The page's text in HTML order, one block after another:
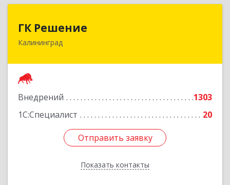
ГК Решение
Калининград
Внедрений
1303
1С:Специалист
20
Отправить заявку
Показать контакты
236038, Калининградская обл, Калининград г,
Отправить заявку
Назад